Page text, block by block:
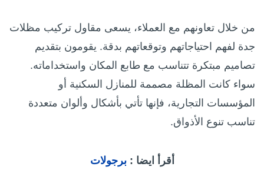
من خلال تعاونهم مع العملاء، يسعى مقاول تركيب مظلات
جدة لفهم احتياجاتهم وتوقعاتهم بدقة. يقومون بتقديم
تصاميم مبتكرة تتناسب مع طابع المكان واستخداماته.
سواء كانت المظلة مصممة للمنازل السكنية أو
المؤسسات التجارية، فإنها تأتي بأشكال وألوان متعددة
تناسب تنوع الأذواق.
أقرأ ايضا : برجولات